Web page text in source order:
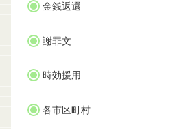
金銭返還
謝罪文
時効援用
各市区町村